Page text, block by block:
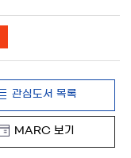
관심도서 목록
MARC 보기